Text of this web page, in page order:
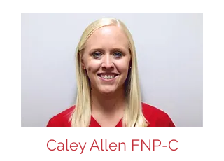
Caley Allen FNP-C